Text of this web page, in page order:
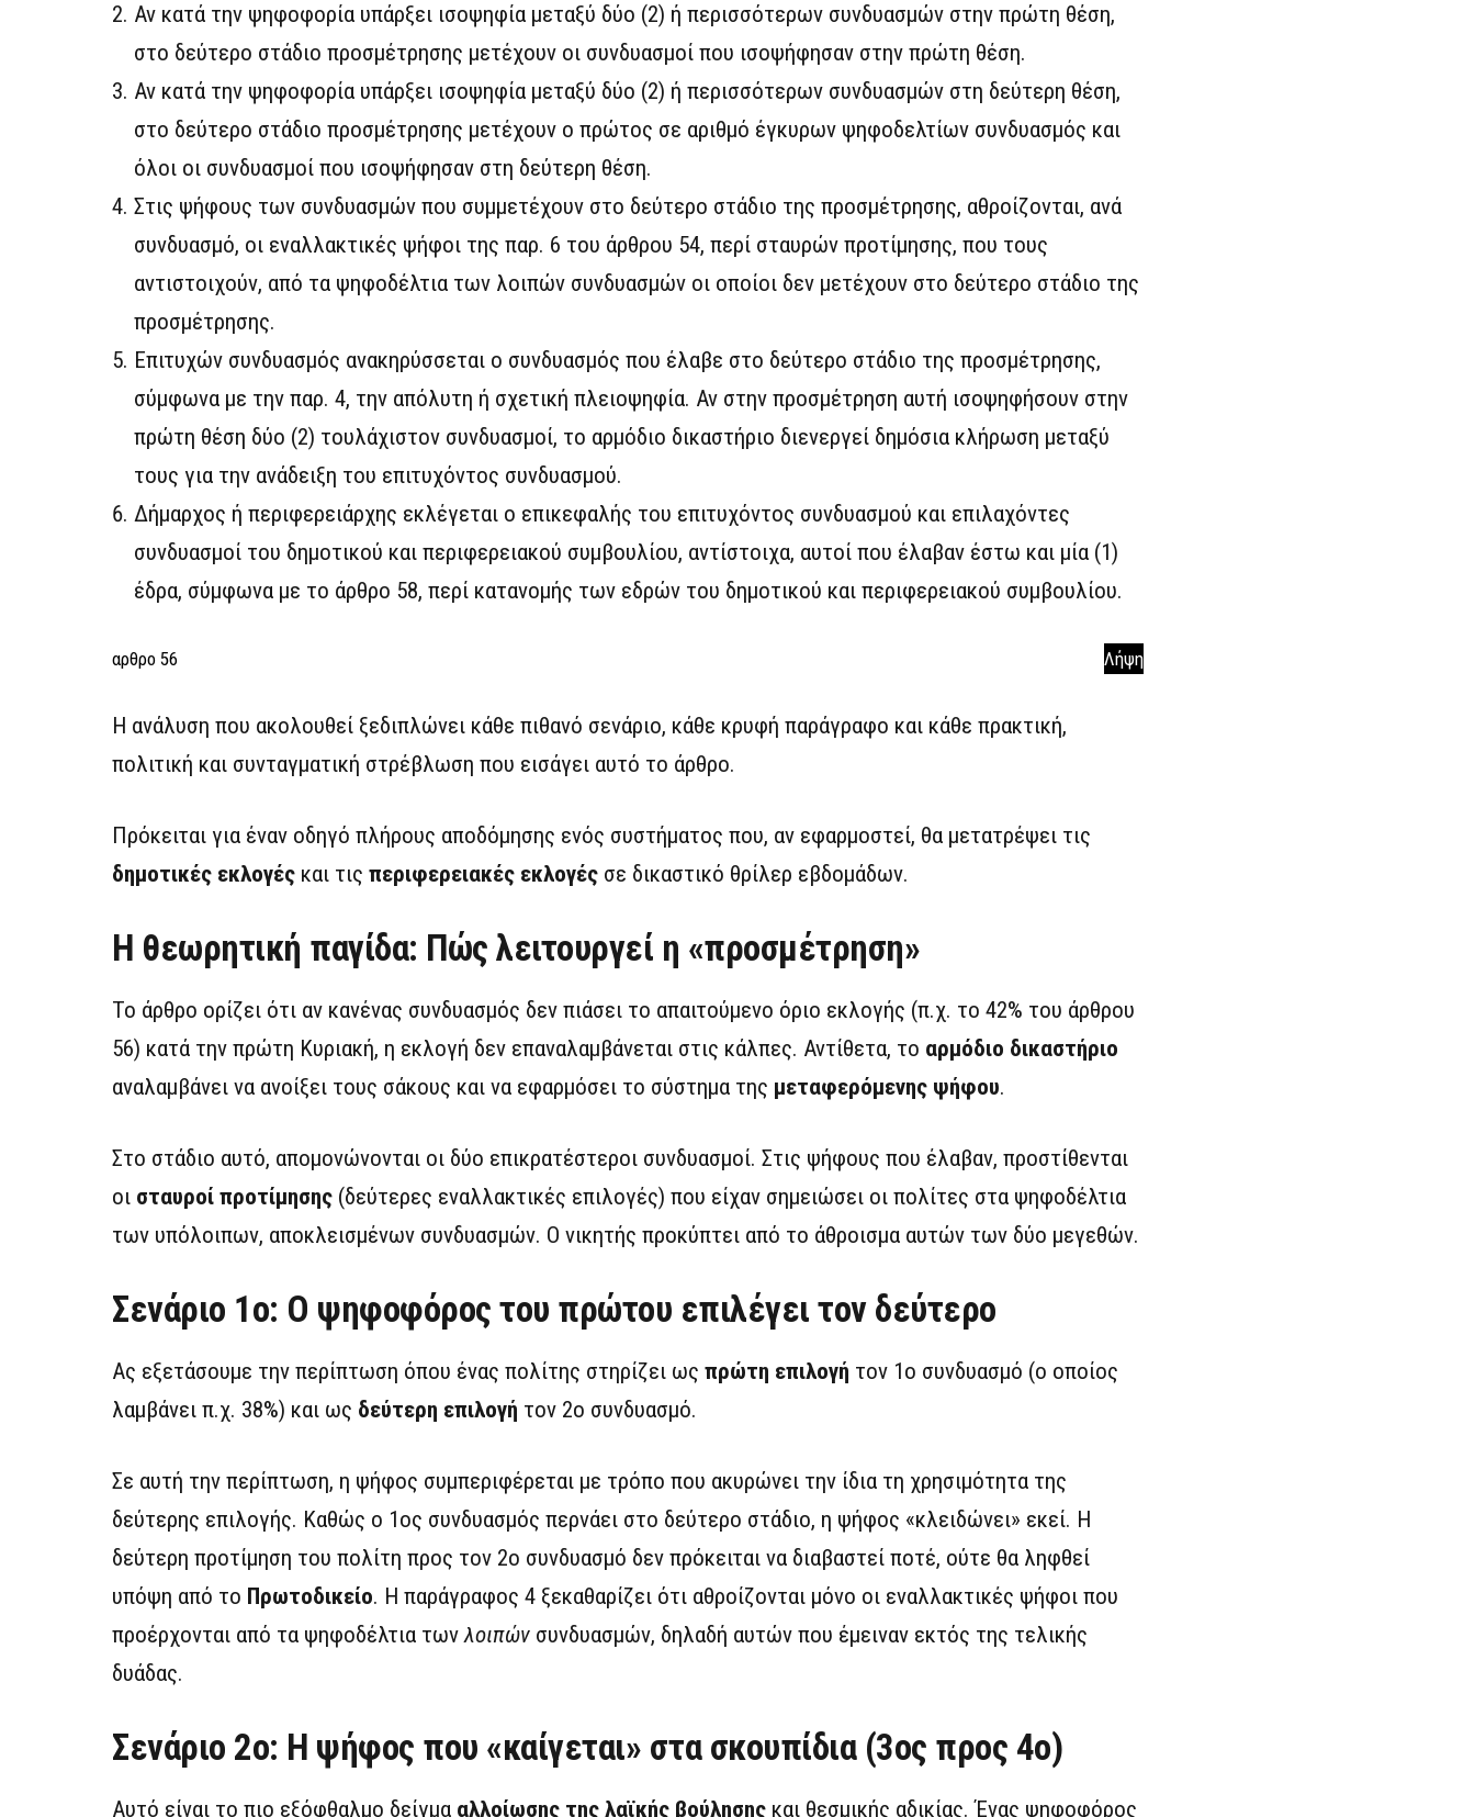
Αν κατά την ψηφοφορία υπάρξει ισοψηφία μεταξύ δύο (2) ή περισσότερων συνδυασμών στην πρώτη θέση,
στο δεύτερο στάδιο προσμέτρησης μετέχουν οι συνδυασμοί που ισοψήφησαν στην πρώτη θέση.
Αν κατά την ψηφοφορία υπάρξει ισοψηφία μεταξύ δύο (2) ή περισσότερων συνδυασμών στη δεύτερη θέση,
στο δεύτερο στάδιο προσμέτρησης μετέχουν ο πρώτος σε αριθμό έγκυρων ψηφοδελτίων συνδυασμός και
όλοι οι συνδυασμοί που ισοψήφησαν στη δεύτερη θέση.
Στις ψήφους των συνδυασμών που συμμετέχουν στο δεύτερο στάδιο της προσμέτρησης, αθροίζονται, ανά
συνδυασμό, οι εναλλακτικές ψήφοι της παρ. 6 του άρθρου 54, περί σταυρών προτίμησης, που τους
αντιστοιχούν, από τα ψηφοδέλτια των λοιπών συνδυασμών οι οποίοι δεν μετέχουν στο δεύτερο στάδιο της
προσμέτρησης.
Επιτυχών συνδυασμός ανακηρύσσεται ο συνδυασμός που έλαβε στο δεύτερο στάδιο της προσμέτρησης,
σύμφωνα με την παρ. 4, την απόλυτη ή σχετική πλειοψηφία. Αν στην προσμέτρηση αυτή ισοψηφήσουν στην
πρώτη θέση δύο (2) τουλάχιστον συνδυασμοί, το αρμόδιο δικαστήριο διενεργεί δημόσια κλήρωση μεταξύ
τους για την ανάδειξη του επιτυχόντος συνδυασμού.
Δήμαρχος ή περιφερειάρχης εκλέγεται ο επικεφαλής του επιτυχόντος συνδυασμού και επιλαχόντες
συνδυασμοί του δημοτικού και περιφερειακού συμβουλίου, αντίστοιχα, αυτοί που έλαβαν έστω και μία (1)
έδρα, σύμφωνα με το άρθρο 58, περί κατανομής των εδρών του δημοτικού και περιφερειακού συμβουλίου.
αρθρο 56 Λήψη
Η ανάλυση που ακολουθεί ξεδιπλώνει κάθε πιθανό σενάριο, κάθε κρυφή παράγραφο και κάθε πρακτική,
πολιτική και συνταγματική στρέβλωση που εισάγει αυτό το άρθρο.
Πρόκειται για έναν οδηγό πλήρους αποδόμησης ενός συστήματος που, αν εφαρμοστεί, θα μετατρέψει τις
δημοτικές εκλογές και τις περιφερειακές εκλογές σε δικαστικό θρίλερ εβδομάδων.
Η θεωρητική παγίδα: Πώς λειτουργεί η «προσμέτρηση»
Το άρθρο ορίζει ότι αν κανένας συνδυασμός δεν πιάσει το απαιτούμενο όριο εκλογής (π.χ. το 42% του άρθρου
56) κατά την πρώτη Κυριακή, η εκλογή δεν επαναλαμβάνεται στις κάλπες. Αντίθετα, το αρμόδιο δικαστήριο
αναλαμβάνει να ανοίξει τους σάκους και να εφαρμόσει το σύστημα της μεταφερόμενης ψήφου.
Στο στάδιο αυτό, απομονώνονται οι δύο επικρατέστεροι συνδυασμοί. Στις ψήφους που έλαβαν, προστίθενται
οι σταυροί προτίμησης (δεύτερες εναλλακτικές επιλογές) που είχαν σημειώσει οι πολίτες στα ψηφοδέλτια
των υπόλοιπων, αποκλεισμένων συνδυασμών. Ο νικητής προκύπτει από το άθροισμα αυτών των δύο μεγεθών.
Σενάριο 1ο: Ο ψηφοφόρος του πρώτου επιλέγει τον δεύτερο
Ας εξετάσουμε την περίπτωση όπου ένας πολίτης στηρίζει ως πρώτη επιλογή τον 1ο συνδυασμό (ο οποίος
λαμβάνει π.χ. 38%) και ως δεύτερη επιλογή τον 2ο συνδυασμό.
Σε αυτή την περίπτωση, η ψήφος συμπεριφέρεται με τρόπο που ακυρώνει την ίδια τη χρησιμότητα της
δεύτερης επιλογής. Καθώς ο 1ος συνδυασμός περνάει στο δεύτερο στάδιο, η ψήφος «κλειδώνει» εκεί. Η
δεύτερη προτίμηση του πολίτη προς τον 2ο συνδυασμό δεν πρόκειται να διαβαστεί ποτέ, ούτε θα ληφθεί
υπόψη από το Πρωτοδικείο. Η παράγραφος 4 ξεκαθαρίζει ότι αθροίζονται μόνο οι εναλλακτικές ψήφοι που
προέρχονται από τα ψηφοδέλτια τωνλοιπών συνδυασμών, δηλαδή αυτών που έμειναν εκτός της τελικής
δυάδας.
Σενάριο 2ο: Η ψήφος που «καίγεται» στα σκουπίδια (3ος προς 4ο)
Αυτό είναι το πιο εξόφθαλμο δείγμα αλλοίωσης της λαϊκής βούλησης και θεσμικής αδικίας. Ένας ψηφοφόρος